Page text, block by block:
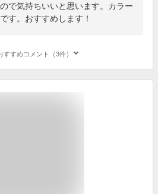
で気持ちいいと思います。カラー
す。おすすめします！
すすめコメント（3件）